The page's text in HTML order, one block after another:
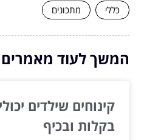
כללי מתכונים
המשך לעוד מאמרים
קינוחים שילדים
בקלות ובכיף